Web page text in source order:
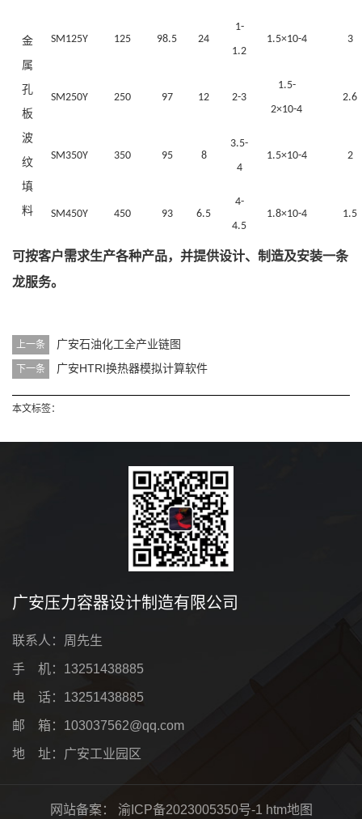
金
属
孔
板
波
纹
填
料
SM125Y 125 98.5 24
1-
1.2
1.5×10-4 3
SM250Y 250 97 12 2-3
1.5-
2×10-4
2.6
SM350Y 350 95 8
3.5-
4
1.5×10-4 2
SM450Y 450 93 6.5
4-
4.5
1.8×10-4 1.5
可按客户需求生产各种产品，并提供设计、制造及安装一条
龙服务。
上一条 广安石油化工全产业链图
下一条 广安HTRI换热器模拟计算软件
本文标签：
广安压力容器设计制造有限公司
联系人：周先生
手 机：13251438885
电 话：13251438885
邮 箱：103037562@qq.com
地 址：广安工业园区
网站备案： 渝ICP备2023005350号-1 htm地图